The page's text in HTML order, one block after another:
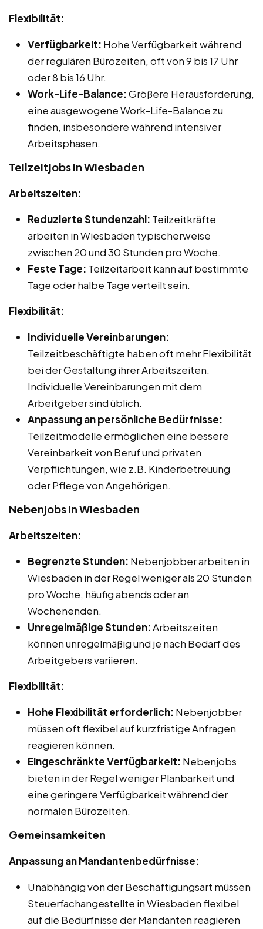
Flexibilität:
Verfügbarkeit: Hohe Verfügbarkeit während
der regulären Bürozeiten, oft von 9 bis 17 Uhr
oder 8 bis 16 Uhr.
Work-Life-Balance:Größere Herausforderung,
eine ausgewogene Work-Life-Balance zu
finden, insbesondere während intensiver
Arbeitsphasen.
Teilzeitjobs in Wiesbaden
Arbeitszeiten:
Reduzierte Stundenzahl: Teilzeitkräfte
arbeiten in Wiesbaden typischerweise
zwischen 20 und 30 Stunden pro Woche.
Feste Tage: Teilzeitarbeit kann auf bestimmte
Tage oder halbe Tage verteilt sein.
Flexibilität:
Individuelle Vereinbarungen:
Teilzeitbeschäftigte haben oft mehr Flexibilität
bei der Gestaltung ihrer Arbeitszeiten.
Individuelle Vereinbarungen mit dem
Arbeitgeber sind üblich.
Anpassung an persönliche Bedürfnisse:
Teilzeitmodelle ermöglichen eine bessere
Vereinbarkeit von Beruf und privaten
Verpflichtungen, wie z.B. Kinderbetreuung
oder Pflege von Angehörigen.
Nebenjobs in Wiesbaden
Arbeitszeiten:
Begrenzte Stunden: Nebenjobber arbeiten in
Wiesbaden in der Regel weniger als 20 Stunden
pro Woche, häufig abends oder an
Wochenenden.
Unregelmäßige Stunden:Arbeitszeiten
können unregelmäßig und je nach Bedarf des
Arbeitgebers variieren.
Flexibilität:
Hohe Flexibilität erforderlich: Nebenjobber
müssen oft flexibel auf kurzfristige Anfragen
reagieren können.
Eingeschränkte Verfügbarkeit: Nebenjobs
bieten in der Regel weniger Planbarkeit und
eine geringere Verfügbarkeit während der
normalen Bürozeiten.
Gemeinsamkeiten
Anpassung an Mandantenbedürfnisse:
Unabhängig von der Beschäftigungsart müssen
Steuerfachangestellte in Wiesbaden flexibel
auf die Bedürfnisse der Mandanten reagieren